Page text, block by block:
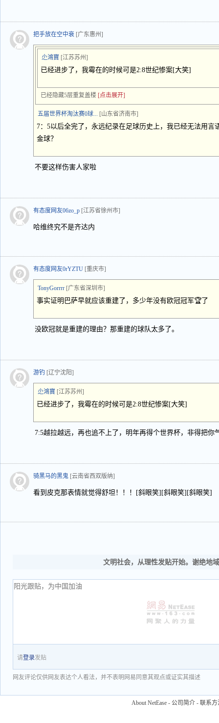
把手放在空中衰 [广东惠州]
尐鴻寶 [江苏苏州]
已经进步了，我霉在的时候可是2:8世纪惨案[大笑]
已经隐藏5层重复盖楼 [点击展开]
五届世界杯淘汰赛0球... [山东省济南市]
7：5以后全完了，永远纪录在足球历史上，我已经无法用言
金球？
不要这样伤害人家啦
有态度网友06zo_p [江苏省徐州市]
哈维终究不是齐达内
有态度网友0rYZTU [重庆市]
TonyGorrrr [广东省深圳市]
事实证明巴萨早就应该重建了，多少年没有欧冠冠军🏆了
没欧冠就是重建的理由？那重建的球队太多了。
游钓 [辽宁沈阳]
尐鴻寶 [江苏苏州]
已经进步了，我霉在的时候可是2:8世纪惨案[大笑]
7:5越拉越远，再也追不上了，明年再得个世界杯，非得把你
骑黑马的黑鬼 [云南省西双版纳]
看到皮克那表情就觉得舒坦！！！[斜眼笑][斜眼笑][斜眼笑]
文明社会，从理性发贴开始。谢绝地
请登录发贴
网友评论仅供网友表达个人看法，并不表明网易同意其观点或证实其描述
About NetEase - 公司简介 - 联系方